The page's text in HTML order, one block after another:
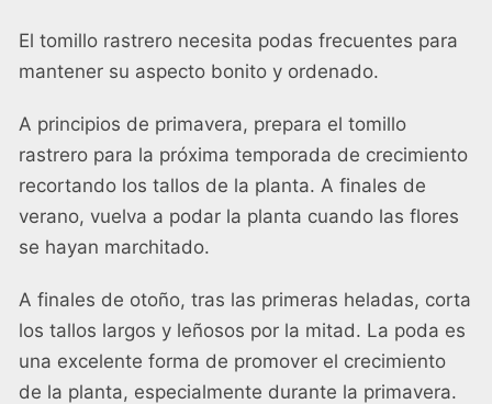
El tomillo rastrero necesita podas frecuentes para
mantener su aspecto bonito y ordenado.
A principios de primavera, prepara el tomillo
rastrero para la próxima temporada de crecimiento
recortando los tallos de la planta. A finales de
verano, vuelva a podar la planta cuando las flores
se hayan marchitado.
A finales de otoño, tras las primeras heladas, corta
los tallos largos y leñosos por la mitad. La poda es
una excelente forma de promover el crecimiento
de la planta, especialmente durante la primavera.